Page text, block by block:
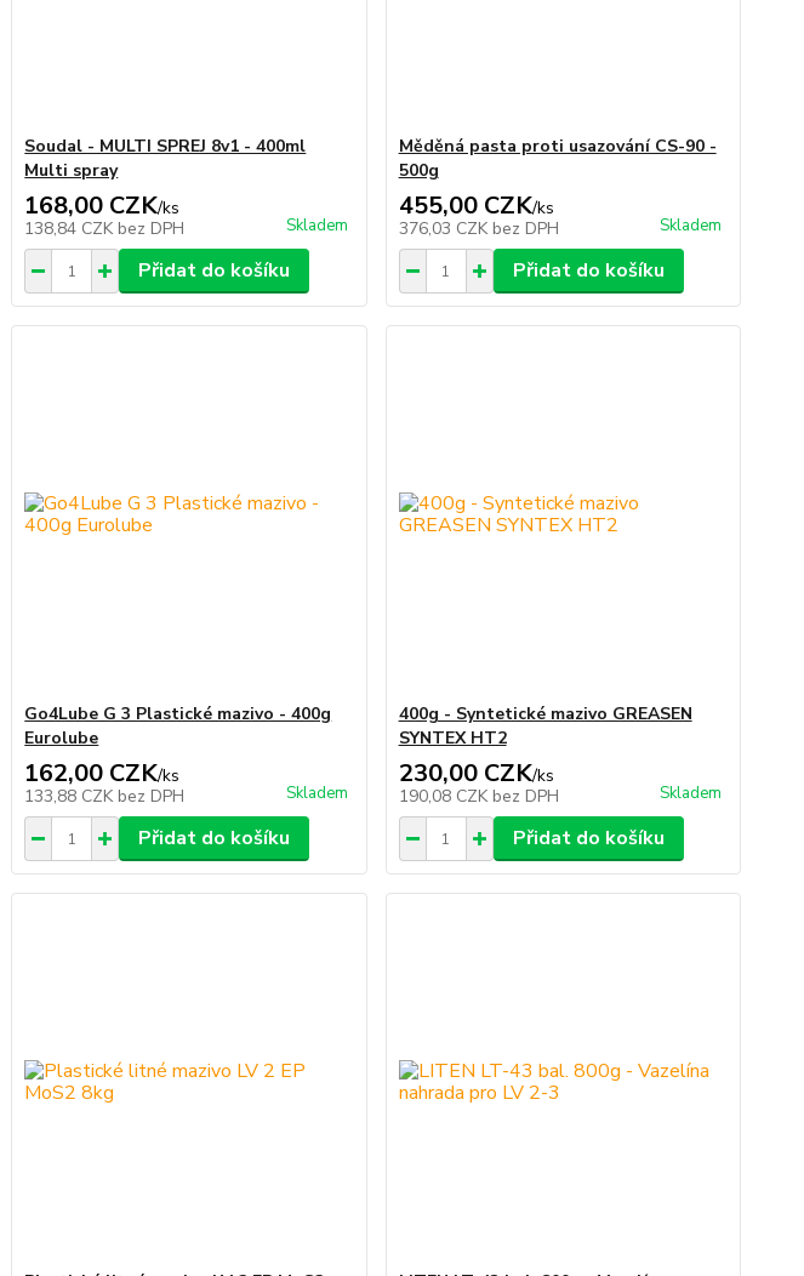
Soudal - MULTI SPREJ 8v1 - 400ml
Multi spray
168,00 CZK/ks
138,84 CZK bez DPH Skladem
Přidat do košíku
Měděná pasta proti usazování CS-90 -
500g
455,00 CZK/ks
376,03 CZK bez DPH Skladem
Přidat do košíku
Go4Lube G 3 Plastické mazivo - 400g
Eurolube
162,00 CZK/ks
133,88 CZK bez DPH Skladem
Přidat do košíku
400g - Syntetické mazivo GREASEN
SYNTEX HT2
230,00 CZK/ks
190,08 CZK bez DPH Skladem
Přidat do košíku